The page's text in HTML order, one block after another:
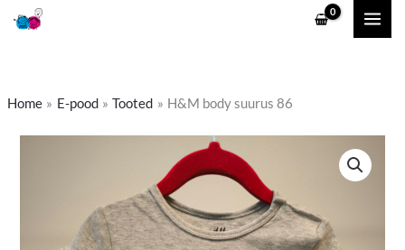
Skip
Home E-pood Tooted H&M body suurus 86